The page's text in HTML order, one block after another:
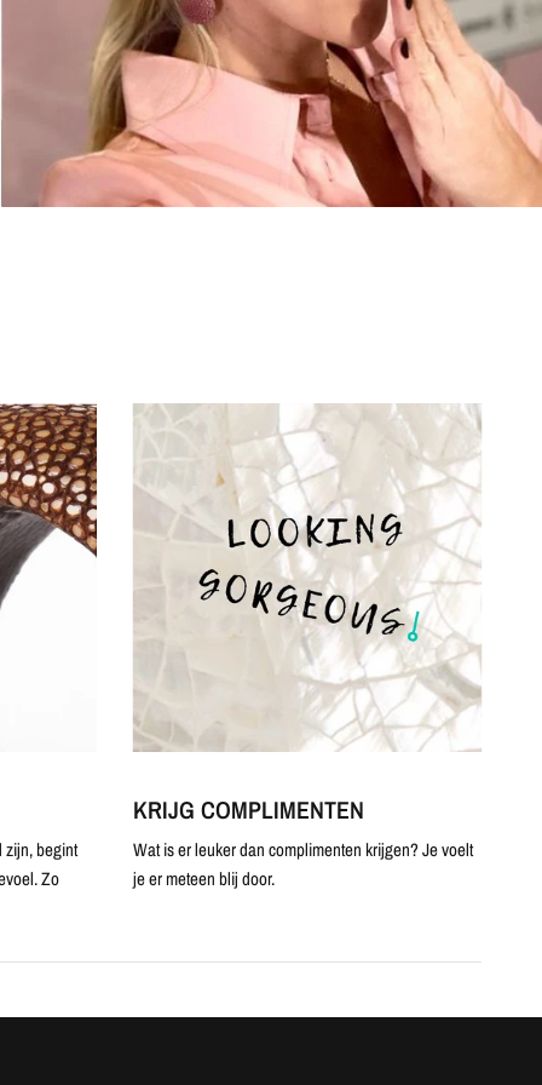
€130,00
zijn, begint
Zo
KRIJG COMPLIMENTEN
Wat is er leuker dan complimenten krijgen? Je voelt
je er meteen blij door.